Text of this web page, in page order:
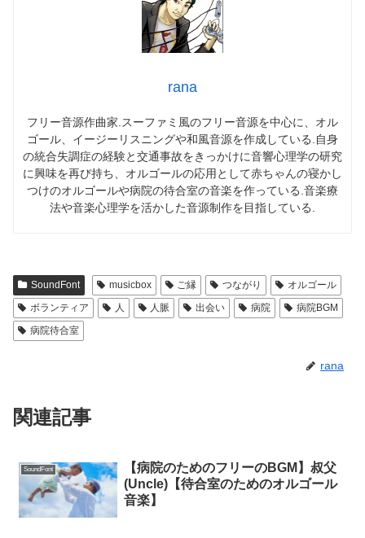
rana
フリー音源作曲家.スーファミ風のフリー音源を中心に、オル
ゴール、イージーリスニングや和風音源を作成している.自身
の統合失調症の経験と交通事故をきっかけに音響心理学の研究
に興味を再び持ち、オルゴールの応用として赤ちゃんの寝かし
つけのオルゴールや病院の待合室の音楽を作っている.音楽療
法や音楽心理学を活かした音源制作を目指している.
SoundFont musicbox ご縁 つながり
オルゴール
ボランティア
人 人脈 出会い 病院
病院BGM
病院待合室
rana
関連記事
SoundFont
【病院のためのフリーのBGM】叔父
(Uncle)【待合室のためのオルゴール
音楽】